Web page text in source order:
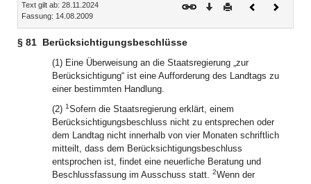
Text gilt ab: 28.11.2024
Fassung: 14.08.2009
Download
DruckenVorheriges
§ 81 Berücksichtigungsbeschlüsse
(1) Eine Überweisung an die Staatsregierung „zur
Berücksichtigung“ ist eine Aufforderung des Landtags zu
einer bestimmten Handlung.
(2) 1Sofern die Staatsregierung erklärt, einem
Berücksichtigungsbeschluss nicht zu entsprechen oder
dem Landtag nicht innerhalb von vier Monaten schriftlich
mitteilt, dass dem Berücksichtigungsbeschluss
entsprochen ist, findet eine neuerliche Beratung und
Beschlussfassung im Ausschuss statt. 2Wenn der